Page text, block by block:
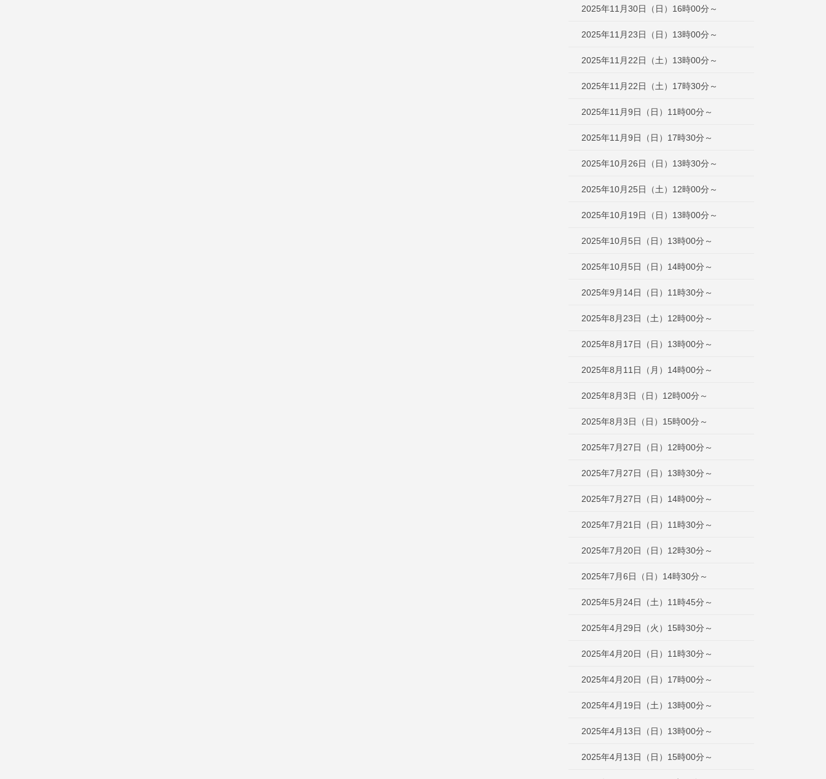
2025年11月30日（日）16時00分～
2025年11月23日（日）13時00分～
2025年11月22日（土）13時00分～
2025年11月22日（土）17時30分～
2025年11月9日（日）11時00分～
2025年11月9日（日）17時30分～
2025年10月26日（日）13時30分～
2025年10月25日（土）12時00分～
2025年10月19日（日）13時00分～
2025年10月5日（日）13時00分～
2025年10月5日（日）14時00分～
2025年9月14日（日）11時30分～
2025年8月23日（土）12時00分～
2025年8月17日（日）13時00分～
2025年8月11日（月）14時00分～
2025年8月3日（日）12時00分～
2025年8月3日（日）15時00分～
2025年7月27日（日）12時00分～
2025年7月27日（日）13時30分～
2025年7月27日（日）14時00分～
2025年7月21日（日）11時30分～
2025年7月20日（日）12時30分～
2025年7月6日（日）14時30分～
2025年5月24日（土）11時45分～
2025年4月29日（火）15時30分～
2025年4月20日（日）11時30分～
2025年4月20日（日）17時00分～
2025年4月19日（土）13時00分～
2025年4月13日（日）13時00分～
2025年4月13日（日）15時00分～